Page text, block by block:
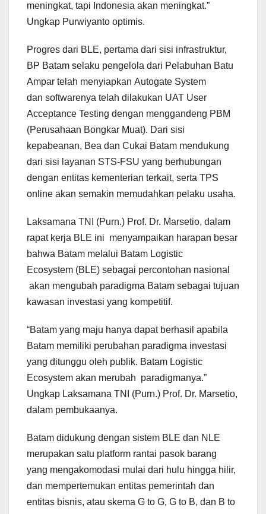
meningkat, tapi Indonesia akan meningkat.”
Ungkap Purwiyanto optimis.
Progres dari BLE, pertama dari sisi infrastruktur,
BP Batam selaku pengelola dari Pelabuhan Batu
Ampar telah menyiapkan Autogate System
dan softwarenya telah dilakukan UAT User
Acceptance Testing dengan menggandeng PBM
(Perusahaan Bongkar Muat). Dari sisi
kepabeanan, Bea dan Cukai Batam mendukung
dari sisi layanan STS-FSU yang berhubungan
dengan entitas kementerian terkait, serta TPS
online akan semakin memudahkan pelaku usaha.
Laksamana TNI (Purn.) Prof. Dr. Marsetio, dalam
rapat kerja BLE ini menyampaikan harapan besar
bahwa Batam melalui Batam Logistic
Ecosystem (BLE) sebagai percontohan nasional
akan mengubah paradigma Batam sebagai tujuan
kawasan investasi yang kompetitif.
“Batam yang maju hanya dapat berhasil apabila
Batam memiliki perubahan paradigma investasi
yang ditunggu oleh publik. Batam Logistic
Ecosystem akan merubah paradigmanya.”
Ungkap Laksamana TNI (Purn.) Prof. Dr. Marsetio,
dalam pembukaanya.
Batam didukung dengan sistem BLE dan NLE
merupakan satu platform rantai pasok barang
yang mengakomodasi mulai dari hulu hingga hilir,
dan mempertemukan entitas pemerintah dan
entitas bisnis, atau skema G to G, G to B, dan B to